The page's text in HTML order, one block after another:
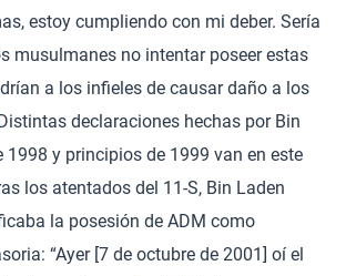
estoy cumpliendo con mi deber. Sería
musulmanes no intentar poseer estas
a los infieles de causar daño a los
declaraciones hechas por Bin
1998 y principios de 1999 van en este
los atentados del 11-S, Bin Laden
la posesión de ADM como
“Ayer [7 de octubre de 2001] oí el